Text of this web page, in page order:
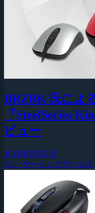
BRZRK 氏によ
『SteelSeries
ビュー
2012年2月25日
PC・ゲーミングデバイス